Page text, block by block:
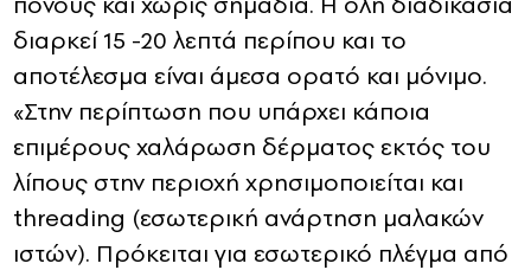
διαρκεί 15 -20 λεπτά περίπου και το
αποτέλεσμα είναι άμεσα ορατό και μόνιμο.
«Στην περίπτωση που υπάρχει κάποια
επιμέρους χαλάρωση δέρματος εκτός του
λίπους στην περιοχή χρησιμοποιείται και
threading (εσωτερική ανάρτηση μαλακών
ιστών). Πρόκειται για εσωτερικό πλέγμα από